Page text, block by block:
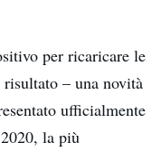
per ricaricare le
– una novità
ufficialmente
la più